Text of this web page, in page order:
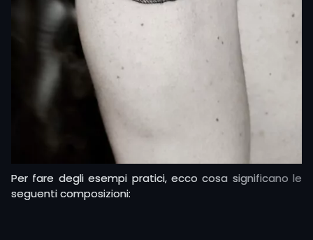
Per fare degli esempi pratici, ecco cosa significano le
seguenti composizioni: